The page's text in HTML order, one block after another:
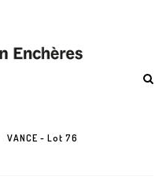
VANCE - Lot 76